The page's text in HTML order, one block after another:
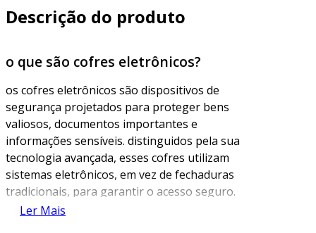
Descrição do produto
o que são cofres eletrônicos?
os cofres eletrônicos são dispositivos de
segurança projetados para proteger bens
valiosos, documentos importantes e
informações sensíveis. distinguidos pela sua
tecnologia avançada, esses cofres utilizam
sistemas eletrônicos, em vez de fechaduras
tradicionais, para garantir o acesso seguro.
normalmente, os cofres eletrônicos operam
Ler Mais